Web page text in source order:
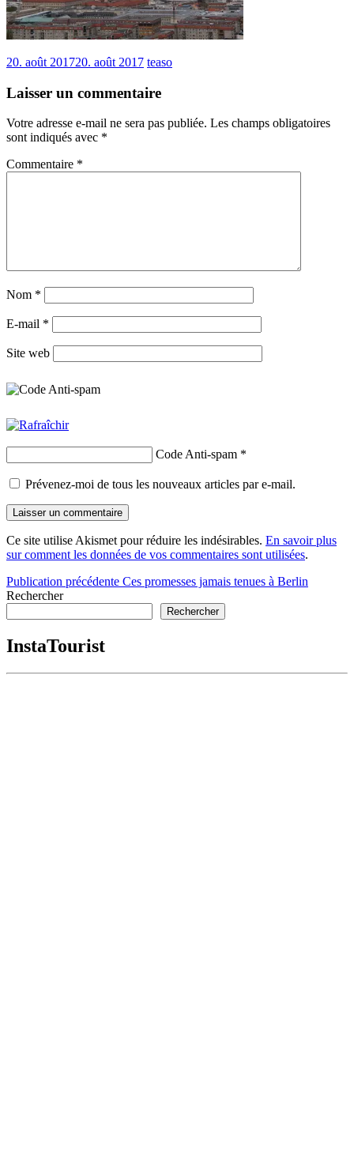
20. août 201720. août 2017 teaso
Laisser un commentaire
Votre adresse e-mail ne sera pas publiée. Les champs obligatoires
sont indiqués avec *
Commentaire *
Nom *
E-mail *
Site web
Code Anti-spam *
Prévenez-moi de tous les nouveaux articles par e-mail.
Ce site utilise Akismet pour réduire les indésirables. En savoir plus
sur comment les données de vos commentaires sont utilisées.
Navigation
de
Publication précédente Ces promesses jamais tenues à Berlin
Rechercher
Rechercher
InstaTourist